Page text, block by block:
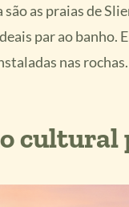
as praias de
par ao banho.
nas rochas.